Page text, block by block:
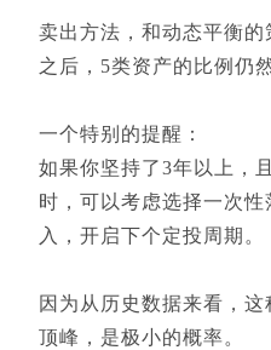
卖出方法，和动态平衡
之后，5类资产的比例仍
一个特别的提醒：
如果你坚持了3年以上，
时，可以考虑选择一次
入，开启下个定投周期。
因为从历史数据来看，
顶峰，是极小的概率。